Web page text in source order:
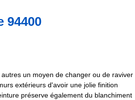
94400
un moyen de changer ou de raviver
extérieurs d'avoir une jolie finition
préserve également du blanchiment